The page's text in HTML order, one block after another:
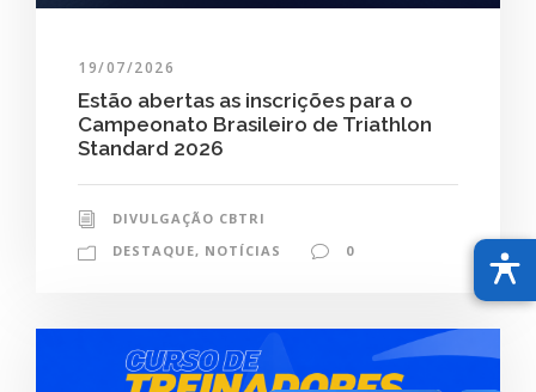
19/07/2026
Estão abertas as inscrições para o
Campeonato Brasileiro de Triathlon
Standard 2026
DIVULGAÇÃO CBTRI
DESTAQUE, NOTÍCIAS 0